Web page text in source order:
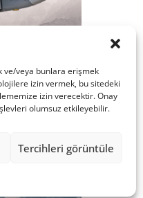
ve/veya bunlara erişmek
izin vermek, bu sitedeki
izin verecektir. Onay
olumsuz etkileyebilir.
Tercihleri görüntüle